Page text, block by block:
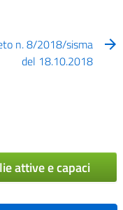
n. 8/2018/sisma
del 18.10.2018
attive e capaci